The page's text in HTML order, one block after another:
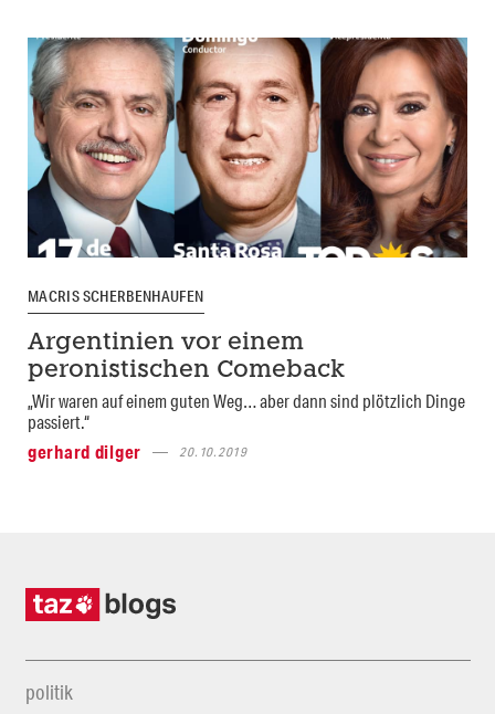
MACRIS SCHERBENHAUFEN
Argentinien vor einem
peronistischen Comeback
„Wir waren auf einem guten Weg… aber dann sind plötzlich Dinge
passiert.“
gerhard dilger
20.10.2019
politik